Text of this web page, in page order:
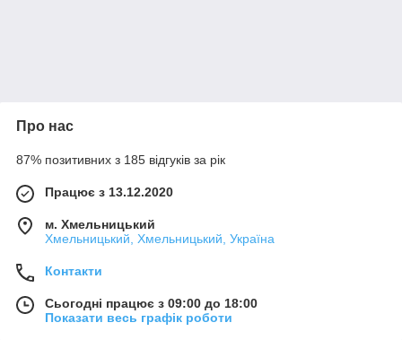
Про нас
87% позитивних з 185 відгуків за рік
Працює з 13.12.2020
м. Хмельницький
Хмельницький, Хмельницький, Україна
Контакти
Сьогодні працює з 09:00 до 18:00
Показати весь графік роботи